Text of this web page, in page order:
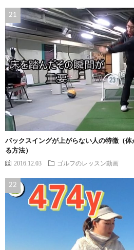
バックスイングが上がらない人の特徴（
る方法）
2016.12.03 ゴルフのレッスン動画